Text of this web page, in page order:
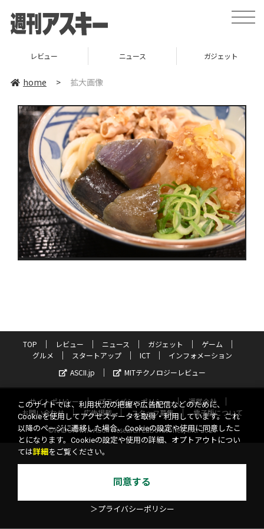
toggle
レビュー ニュース ガジェット
home > 拡大画像
TOP レビュー ニュース ガジェット
ゲーム
グルメ
スタートアップ ICT
インフォメーション
ASCII.jp
MITテクノロジーレビュー
サイトポリシー プライバシーポリシー
運営会社
お問い合わせ
広告掲載 スタッフ募集
電子版について
©KADOKAWA ASCII Research Laboratories, Inc. 2026
このサイトでは、利用状況の把握や広告配信などのために、
Cookieを使用してアクセスデータを取得・利用しています。これ
以降のページに遷移した場合、Cookieの設定や使用に同意したこ
とになります。Cookieの設定や使用の詳細、オプトアウトについ
ては詳細 をご覧ください。
同意する
＞プライバシーポリシー